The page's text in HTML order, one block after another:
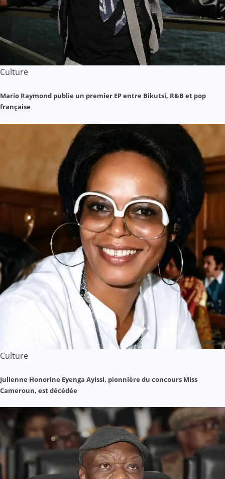
Culture
Mario Raymond publie un premier EP entre Bikutsi, R&B et pop
française
Culture
Julienne Honorine Eyenga Ayissi, pionnière du concours Miss
Cameroun, est décédée